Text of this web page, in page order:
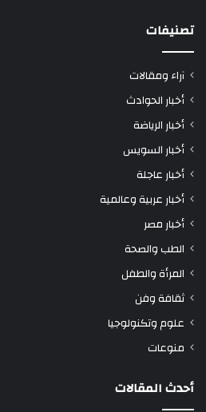
تصنيفات
آراء ومقالات
أخبار الحوادث
أخبار الرياضة
أخبار السويس
أخبار عاجلة
أخبار عربية وعالمية
أخبار مصر
الطب والصحة
المرأة والطفل
ثقافة وفن
علوم وتكنولوجيا
منوعات
أحدث المقالات